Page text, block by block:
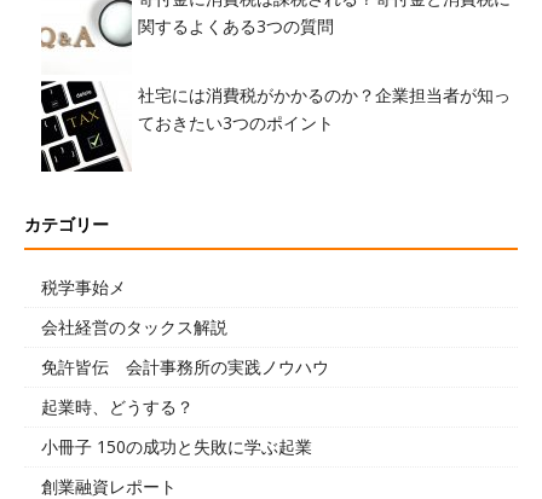
関するよくある3つの質問
社宅には消費税がかかるのか？企業担当者が知っ
ておきたい3つのポイント
カテゴリー
税学事始メ
会社経営のタックス解説
免許皆伝 会計事務所の実践ノウハウ
起業時、どうする？
小冊子 150の成功と失敗に学ぶ起業
創業融資レポート